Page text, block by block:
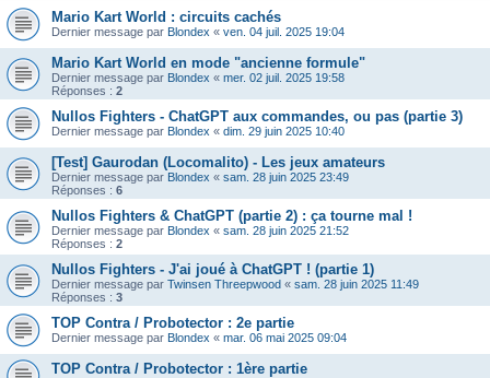
Mario Kart World : circuits cachés
Dernier message par Blondex « ven. 04 juil. 2025 19:04
Mario Kart World en mode "ancienne formule"
Dernier message par Blondex « mer. 02 juil. 2025 19:58
Réponses : 2
Nullos Fighters - ChatGPT aux commandes, ou pas (partie 3)
Dernier message par Blondex « dim. 29 juin 2025 10:40
[Test] Gaurodan (Locomalito) - Les jeux amateurs
Dernier message par Blondex « sam. 28 juin 2025 23:49
Réponses : 6
Nullos Fighters & ChatGPT (partie 2) : ça tourne mal !
Dernier message par Blondex « sam. 28 juin 2025 21:52
Réponses : 2
Nullos Fighters - J'ai joué à ChatGPT ! (partie 1)
Dernier message par Twinsen Threepwood « sam. 28 juin 2025 11:49
Réponses : 3
TOP Contra / Probotector : 2e partie
Dernier message par Blondex « mar. 06 mai 2025 09:04
TOP Contra / Probotector : 1ère partie